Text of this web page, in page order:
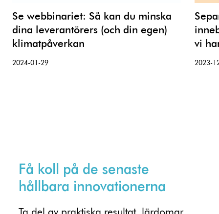
Se webbinariet: Så kan du minska
dina leverantörers (och din egen)
klimatpåverkan
2024-01-29
vi
2023-
Få koll på de senaste
hållbara innovationerna